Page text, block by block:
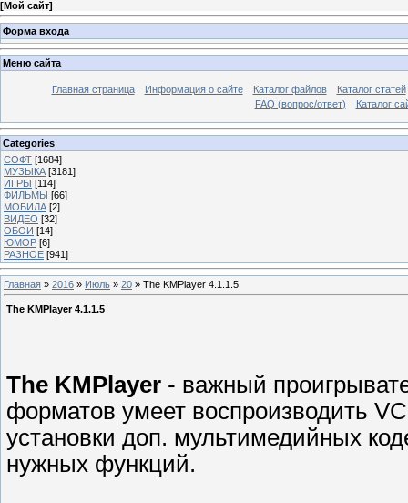
[Мой сайт]
Форма входа
Меню сайта
Главная страница Информация о сайте Каталог файлов
Каталог статей
FAQ (вопрос/ответ)
Каталог
Categories
СОФТ [1684]
МУЗЫКА [3181]
ИГРЫ [114]
ФИЛЬМЫ [66]
МОБИЛА [2]
ВИДЕО [32]
ОБОИ [14]
ЮМОР [6]
РАЗНОЕ [941]
Главная » 2016 » Июль » 20 » The KMPlayer 4.1.1.5
The KMPlayer 4.1.1.5
The KMPlayer - важный
форматов умеет воспроизводить
установки доп. мультимедийных
нужных функций.